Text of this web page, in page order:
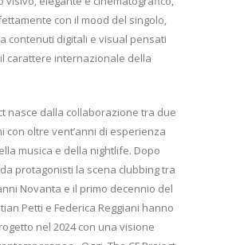
con il mood del singolo,
contenuti digitali e visual pensati
carattere internazionale della
nasce dalla collaborazione tra due
con oltre vent’anni di esperienza
musica e della nightlife. Dopo
protagonisti la scena clubbing tra
Novanta e il primo decennio del
Petti e Federica Reggiani hanno
nel 2024 con una visione